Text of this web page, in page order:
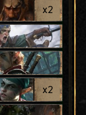
x2
x2